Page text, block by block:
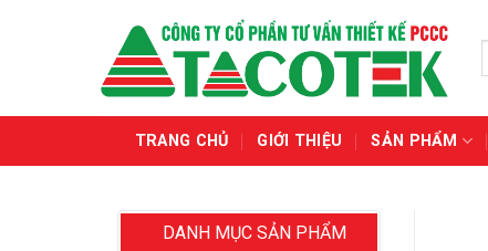
TRANG CHỦ GIỚI THIỆU SẢN PHẨM
DANH MỤC SẢN PHẨM